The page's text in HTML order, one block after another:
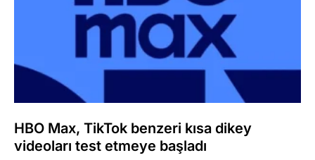
HBO Max, TikTok benzeri kısa dikey
videoları test etmeye başladı